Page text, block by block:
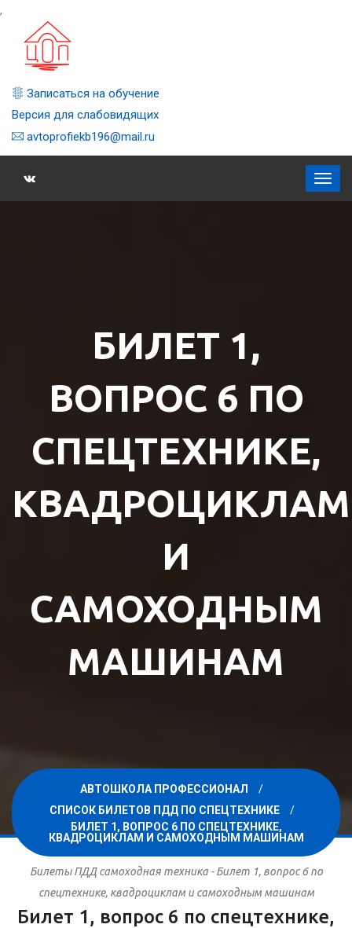
,
Записаться на обучение
Версия для слабовидящих
avtoprofiekb196@mail.ru
БИЛЕТ 1,
ВОПРОС 6 ПО
СПЕЦТЕХНИКЕ,
КВАДРОЦИКЛАМ
И
САМОХОДНЫМ
МАШИНАМ
АВТОШКОЛА ПРОФЕССИОНАЛ
СПИСОК БИЛЕТОВ ПДД ПО СПЕЦТЕХНИКЕ
БИЛЕТ 1, ВОПРОС 6 ПО СПЕЦТЕХНИКЕ,
КВАДРОЦИКЛАМ И САМОХОДНЫМ МАШИНАМ
Билеты ПДД самоходная техника - Билет 1, вопрос 6 по
спецтехнике, квадроциклам и самоходным машинам
Билет 1, вопрос 6 по спецтехнике,